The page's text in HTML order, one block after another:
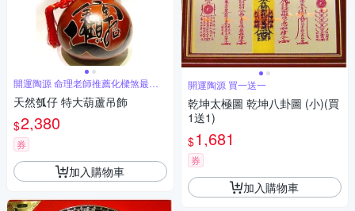
開運陶源 命理老師推薦化樑煞最佳
利器
天然瓠仔 特大葫蘆吊飾
$2,380
券
加入購物車
開運陶源 買一送一
乾坤太極圖 乾坤八卦圖 (小)(買
1送1)
$1,681
券
加入購物車